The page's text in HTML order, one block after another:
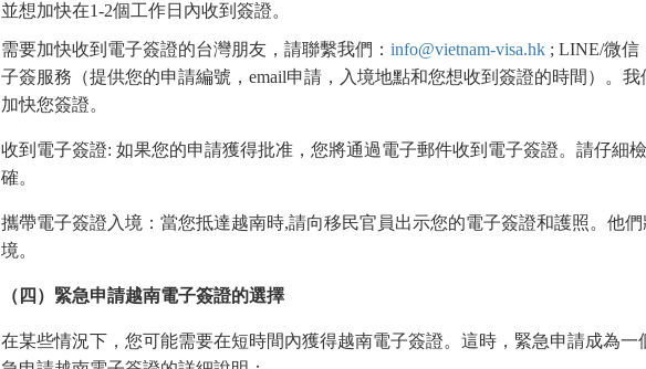
並想加快在1-2個工作日內收到簽證。
需要加快收到電子簽證的台灣朋友，請聯繫我們： info@vietnam-visa.hk ; LINE/微信
子簽服務（提供您的申請編號，email申請，入境地點和您想收到簽證的時間）。
加快您簽證。
收到電子簽證: 如果您的申請獲得批准，您將通過電子郵件收到電子簽證。請仔細
確。
攜帶電子簽證入境：當您抵達越南時,請向移民官員出示您的電子簽證和護照。他
境。
（四）緊急申請越南電子簽證的選擇
在某些情況下，您可能需要在短時間內獲得越南電子簽證。這時，緊急申請成為一